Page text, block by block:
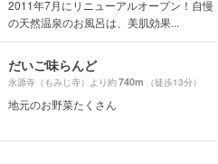
2011年7月にリニューアルオープン！自慢
の天然温泉のお風呂は、美肌効果...
だいご味らんど
永源寺（もみじ寺）より約740m （徒歩13分）
地元のお野菜たくさん